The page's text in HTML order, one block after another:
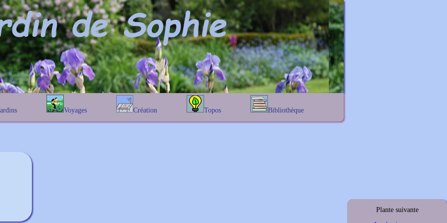
Voyages
En Belgique
Création
Prairies fleuries
Topos
Les chênes
Bibliothèque
Lexique noms propres
Plante suivante